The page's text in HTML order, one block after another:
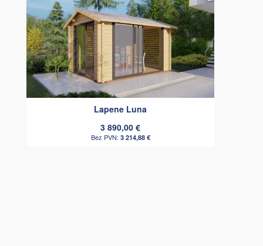
Lapene Luna
3 890,00 €
3 214,88 €